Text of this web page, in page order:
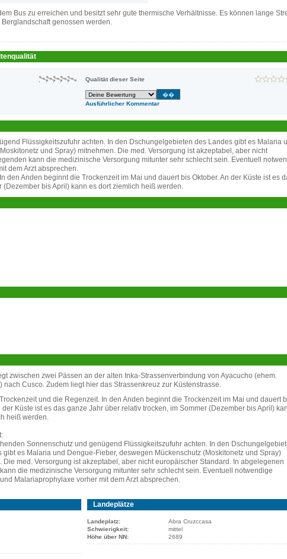
Bus zu erreichen und besitzt sehr gute thermische Verhältnisse. Es können lange
genossen werden.
Qualität dieser Seite
Ausführlicher Kommentar
Flüssigkeitszufuhr achten. In den Dschungelgebieten des Landes gibt es Malaria
und Spray) mitnehmen. Die med. Versorgung ist akzeptabel, aber nicht
kann die medizinische Versorgung mitunter sehr schlecht sein. Eventuell
dem Arzt absprechen.
den Anden beginnt die Trockenzeit im Mai und dauert bis Oktober. An der Küste ist es
bis April) kann es dort ziemlich heiß werden.
zwischen zwei Pässen an der alten Inka-Strassenverbindung von Ayacucho (ehem.
nach Cusco. Zudem liegt hier das Strassenkreuz zur Küstenstrasse.
und die Regenzeit. In den Anden beginnt die Trockenzeit im Mai und dauert
der Küste ist es das ganze Jahr über relativ trocken, im Sommer (Dezember bis April)
heiß werden.
Sonnenschutz und genügend Flüssigkeitszufuhr achten. In den
gibt es Malaria und Dengue-Fieber, deswegen Mückenschutz (Moskitonetz und Spray)
Die med. Versorgung ist akzeptabel, aber nicht europäischer Standard. In abgelegenen
die medizinische Versorgung mitunter sehr schlecht sein. Eventuell notwendige
Malariaprophylaxe vorher mit dem Arzt absprechen.
Landeplätze
Landeplatz:
Abra Cruzccasa
Schwierigkeit:
mittel
Höhe über NN:
2689